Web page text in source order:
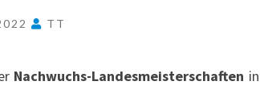
TT
Nachwuchs-Landesmeisterschaften in